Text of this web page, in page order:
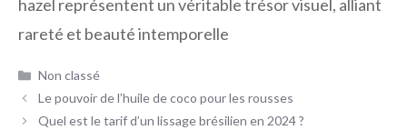
hazel représentent un véritable trésor visuel, alliant
rareté et beauté intemporelle
Catégories
Non classé
Le pouvoir de l’huile de coco pour les rousses
Quel est le tarif d’un lissage brésilien en 2024 ?